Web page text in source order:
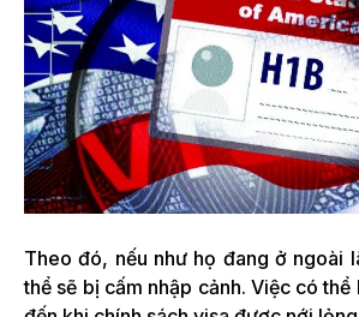
Theo đó, nếu như họ đang ở ngoài
thể sẽ bị cấm nhập cảnh. Việc có